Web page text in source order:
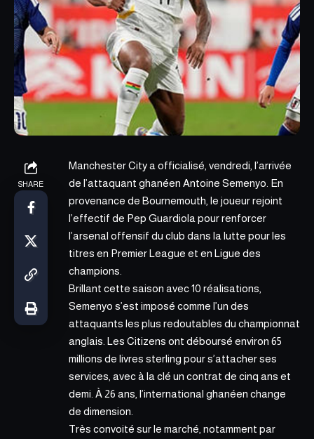
SHARE
Manchester City a officialisé, vendredi, l’arrivée
de l’attaquant ghanéen Antoine Semenyo. En
provenance de Bournemouth, le joueur rejoint
l’effectif de Pep Guardiola pour renforcer
l’arsenal offensif du club dans la lutte pour les
titres en Premier League et en Ligue des
champions.
Brillant cette saison avec 10 réalisations,
Semenyo s’est imposé comme l’un des
attaquants les plus redoutables du championnat
anglais. Les Citizens ont déboursé environ 65
millions de livres sterling pour s’attacher ses
services, avec à la clé un contrat de cinq ans et
demi. À 26 ans, l’international ghanéen change
de dimension.
Très convoité sur le marché, notamment par